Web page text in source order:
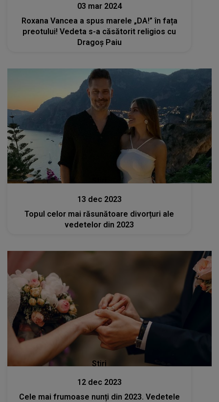
03 mar 2024
Roxana Vancea a spus marele „DA!” în fața
preotului! Vedeta s-a căsătorit religios cu
Dragoș Paiu
13 dec 2023
Topul celor mai răsunătoare divorțuri ale
vedetelor din 2023
Stiri
12 dec 2023
Cele mai frumoase nunți din 2023. Vedetele